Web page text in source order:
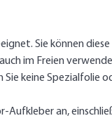
Sie können
im Freien
keine Spezialfolie
an,